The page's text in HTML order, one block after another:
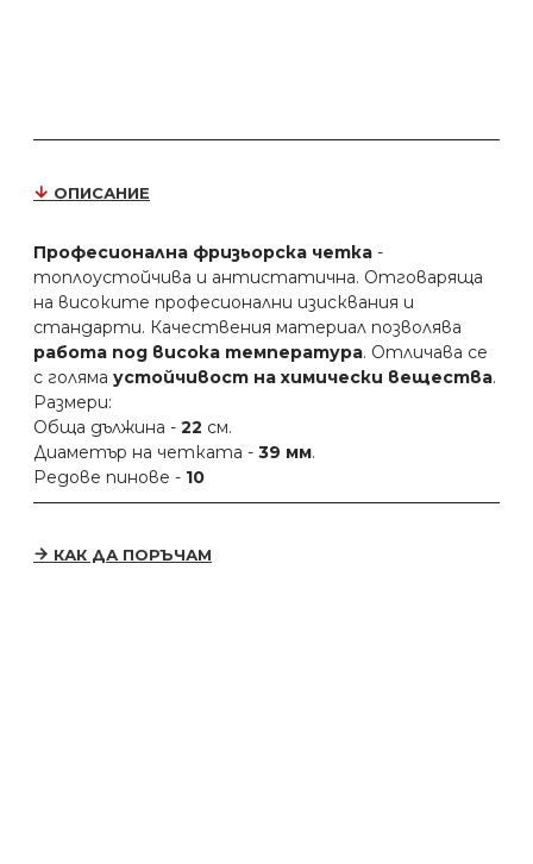
ОПИСАНИЕ
Професионална фризьорска четка -
топлоустойчива и антистатична. Отговаряща
на високите професионални изисквания и
стандарти. Качествения материал позволява
работа под висока температура. Отличава се
с голяма устойчивост на химически вещества.
Размери:
Обща дължина - 22 см.
Диаметър на четката - 39 мм.
Редове пинове - 10
КАК ДА ПОРЪЧАМ